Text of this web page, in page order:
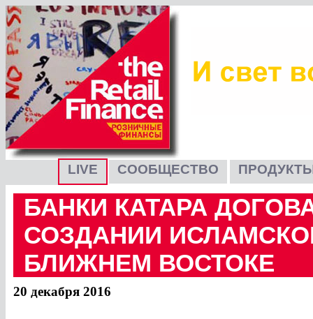
LIVE СООБЩЕСТВО
БАНКИ КАТАРА
СОЗДАНИИ
БЛИЖНЕМ ВОСТОКЕ
20 декабря 2016